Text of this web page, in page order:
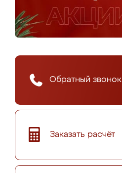
Обратный звонок
Заказать расчёт